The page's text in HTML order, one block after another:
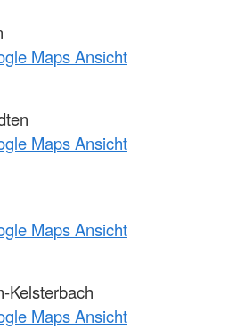
Maps Ansicht
Maps Ansicht
Maps Ansicht
Kelsterbach
Maps Ansicht